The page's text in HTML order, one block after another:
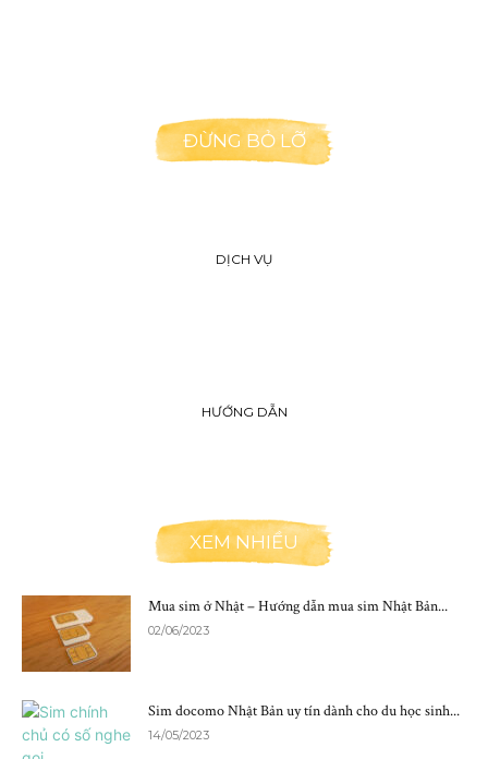
ĐỪNG BỎ LỠ
DỊCH VỤ
HƯỚNG DẪN
XEM NHIỀU
Mua sim ở Nhật – Hướng dẫn mua sim Nhật Bản...
02/06/2023
Sim docomo Nhật Bản uy tín dành cho du học sinh...
14/05/2023